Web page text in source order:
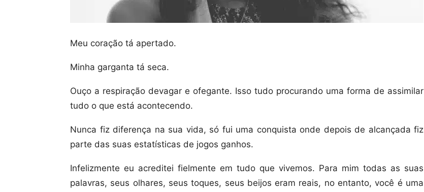
Meu coração tá apertado.
Minha garganta tá seca.
Ouço a respiração devagar e ofegante. Isso tudo procurando uma forma de assimilar
tudo o que está acontecendo.
Nunca fiz diferença na sua vida, só fui uma conquista onde depois de alcançada fiz
parte das suas estatísticas de jogos ganhos.
Infelizmente eu acreditei fielmente em tudo que vivemos. Para mim todas as suas
palavras, seus olhares, seus toques, seus beijos eram reais, no entanto, você é uma